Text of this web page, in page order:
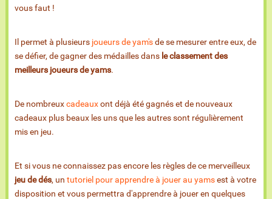
vous faut !
Il permet à plusieurs joueurs de yam'sde se mesurer entre eux, de
se défier, de gagner des médailles dans le classement des
meilleurs joueurs de yams.
De nombreuxcadeauxont déjà été gagnés et de nouveaux
cadeaux plus beaux les uns que les autres sont régulièrement
mis en jeu.
Et si vous ne connaissez pas encore les règles de ce merveilleux
jeu de dés, un tutoriel pour apprendre à jouer au yamsest à votre
disposition et vous permettra d'apprendre à jouer en quelques